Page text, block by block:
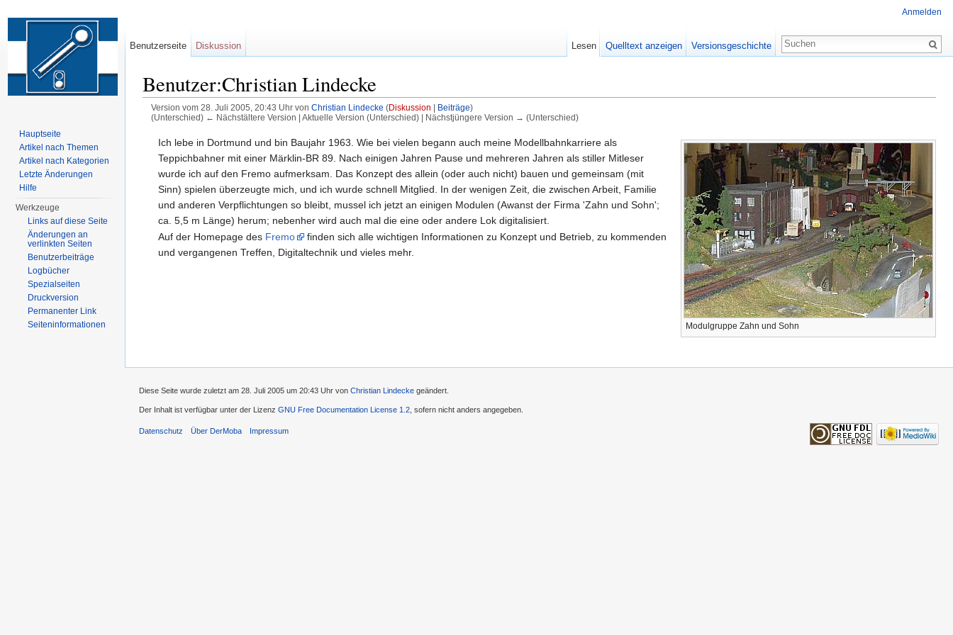
Benutzer:Christian Lindecke
Version vom 28. Juli 2005, 20:43 Uhr von Christian Lindecke (Diskussion Beiträge)
(Unterschied) ← Nächstältere Version | Aktuelle Version (Unterschied) | Nächstjüngere Version → (Unterschied)
Modulgruppe Zahn und Sohn
Ich lebe in Dortmund und bin Baujahr 1963. Wie bei vielen begann auch meine Modellbahnkarriere als
Teppichbahner mit einer Märklin-BR 89. Nach einigen Jahren Pause und mehreren Jahren als stiller Mitleser
wurde ich auf den Fremo aufmerksam. Das Konzept des allein (oder auch nicht) bauen und gemeinsam (mit
Sinn) spielen überzeugte mich, und ich wurde schnell Mitglied. In der wenigen Zeit, die zwischen Arbeit, Familie
und anderen Verpflichtungen so bleibt, mussel ich jetzt an einigen Modulen (Awanst der Firma 'Zahn und Sohn';
ca. 5,5 m Länge) herum; nebenher wird auch mal die eine oder andere Lok digitalisiert.
Auf der Homepage des Fremo
finden sich alle wichtigen Informationen zu Konzept und Betrieb, zu kommenden
und vergangenen Treffen, Digitaltechnik und vieles mehr.
Anmelden
Benutzerseite Diskussion Lesen Quelltext anzeigen Versionsgeschichte
Hauptseite
Artikel nach Themen
Artikel nach Kategorien
Letzte Änderungen
Hilfe
Werkzeuge
Links auf diese Seite
Änderungen an
verlinkten Seiten
Benutzerbeiträge
Logbücher
Spezialseiten
Druckversion
Permanenter Link
Seiten­informationen
Diese Seite wurde zuletzt am 28. Juli 2005 um 20:43 Uhr von Christian Lindecke geändert.
Der Inhalt ist verfügbar unter der Lizenz GNU Free Documentation License 1.2 , sofern nicht anders angegeben.
Datenschutz Über DerMoba Impressum